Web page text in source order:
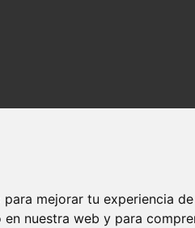
mejorar tu experiencia
nuestra web y para